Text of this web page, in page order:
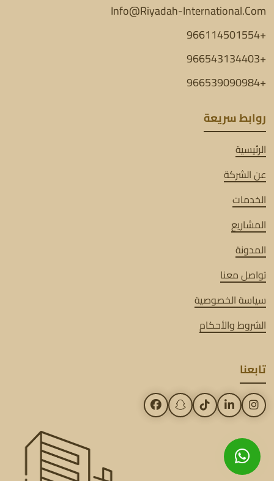
Info@Riyadah-International.Com
+966114501554
+966543134403
+966539090984
روابط سريعة
الرئيسية
عن الشركة
الخدمات
المشاريع
المدونة
تواصل معنا
سياسة الخصوصية
الشروط والأحكام
تابعنا